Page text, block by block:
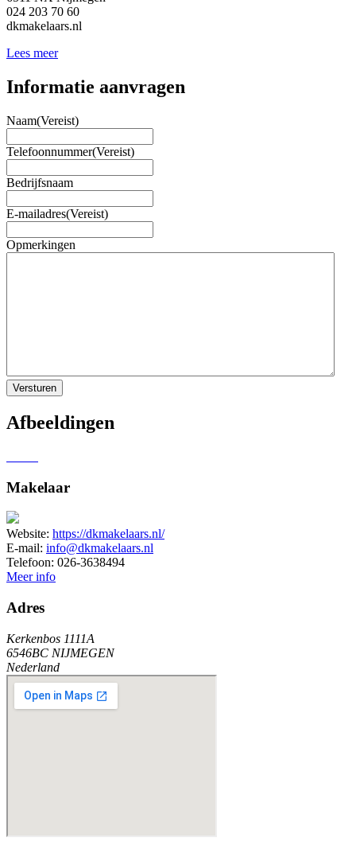
024 203 70 60
dkmakelaars.nl
Lees meer
Informatie aanvragen
Naam(Vereist)
Telefoonnummer(Vereist)
Bedrijfsnaam
E-mailadres(Vereist)
Opmerkingen
Afbeeldingen
Makelaar
Website: https://dkmakelaars.nl/
E-mail: info@dkmakelaars.nl
Telefoon: 026-3638494
Meer info
Adres
Kerkenbos 1111A
6546BC NIJMEGEN
Nederland